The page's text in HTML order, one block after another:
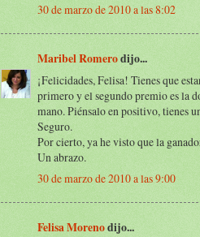
30 de marzo de 2010 a las 8:02
Maribel Romerodijo...
¡Felicidades, Felisa! Tienes que
primero y el segundo premio es la
mano. Piénsalo en positivo, tienes
Seguro.
Por cierto, ya he visto que la
Un abrazo.
30 de marzo de 2010 a las 9:00
Felisa Morenodijo...